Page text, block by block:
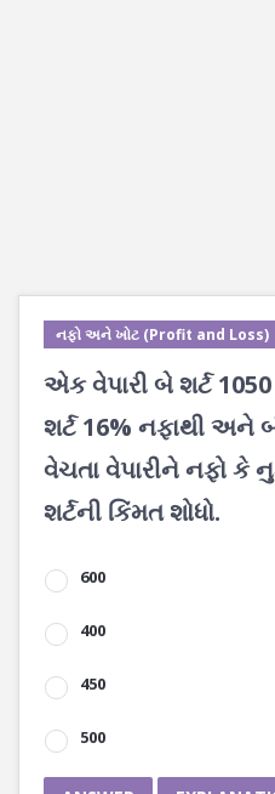
નફો અને ખોટ (Profit and Loss)
એક વેપારી બે શર્ટ
શર્ટ 16% નફાથી અને
વેચતા વેપારીને નફો
શર્ટની કિંમત શોધો.
600
400
450
500